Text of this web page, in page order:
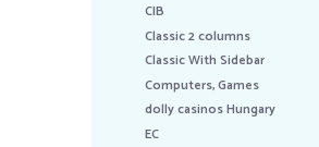
CIB
Classic 2 columns
Classic With Sidebar
Computers, Games
dolly casinos Hungary
EC